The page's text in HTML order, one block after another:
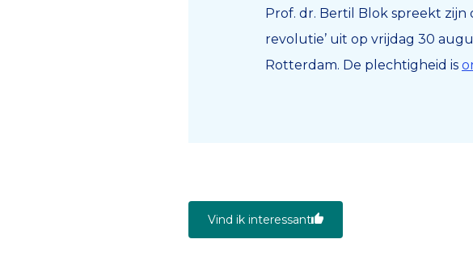
Prof. dr. Bertil Blok spreekt
revolutie’ uit op vrijdag 30
Rotterdam. De plechtigheid is
Vind ik interessant